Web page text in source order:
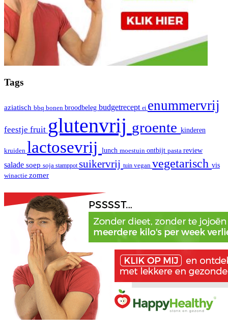
Tags
aziatisch bbq bonen broodbeleg budgetrecept ei enummervrij
feestje fruit glutenvrij groente kinderen
kruiden lactosevrij lunch moestuin ontbijt pasta review
salade soep soja stamppotsuikervrij tuin vegan vegetarisch vis
winactie zomer